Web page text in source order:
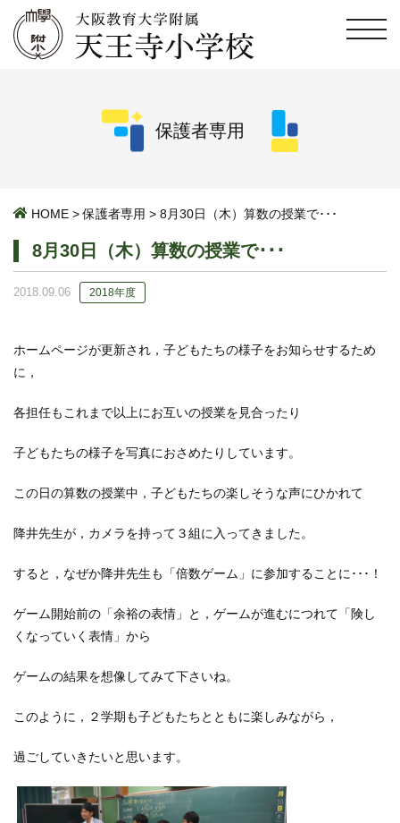
保護者専用
HOME > 保護者専用 > 8月30日（木）算数の授業で･･･
8月30日（木）算数の授業で･･･
2018.09.06 2018年度
ホームページが更新され，子どもたちの様子をお知らせするため
に，
各担任もこれまで以上にお互いの授業を見合ったり
子どもたちの様子を写真におさめたりしています。
この日の算数の授業中，子どもたちの楽しそうな声にひかれて
降井先生が，カメラを持って３組に入ってきました。
すると，なぜか降井先生も「倍数ゲーム」に参加することに･･･！
ゲーム開始前の「余裕の表情」と，ゲームが進むにつれて「険し
くなっていく表情」から
ゲームの結果を想像してみて下さいね。
このように，２学期も子どもたちとともに楽しみながら，
過ごしていきたいと思います。